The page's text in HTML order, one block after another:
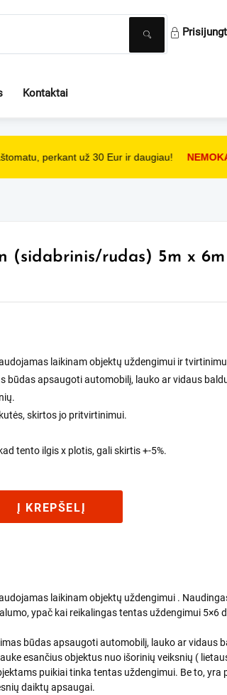
Kontaktai
perkant už 30 Eur ir daugiau!
(sidabrinis/rudas) 5m x 6m
laikinam objektų uždengimui ir
būdas apsaugoti automobilį, lauko ar vidaus
skirtos jo pritvirtinimui.
tento ilgis x plotis, gali skirtis +-5%.
Į KREPŠELĮ
laikinam objektų uždengimui .
ypač kai reikalingas tentas uždengimui 5×6
būdas apsaugoti automobilį, lauko ar vidaus
esančius objektus nuo išorinių veiksnių (
puikiai tinka tentas uždengimui. Be to, yra
daiktų apsaugai.